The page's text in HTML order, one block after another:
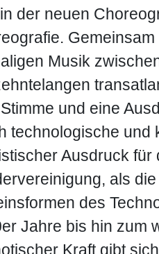
der neuen
Musik
und eine
technologische und
Ausdruck für
als
des
Jahre bis hin zum
Kraft gibt